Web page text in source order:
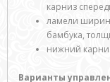
карниз
ламели
бамбука,
нижний
Варианты